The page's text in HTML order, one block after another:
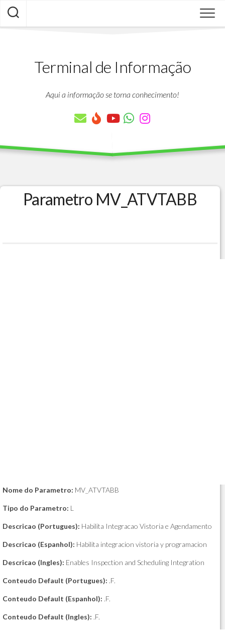
Skip
content
Terminal de Informação
Aqui a informação se torna conhecimento!
Parametro MV_ATVTABB
Nome do Parametro: MV_ATVTABB
Tipo do Parametro: L
Descricao (Portugues): Habilita Integracao Vistoria e Agendamento
Descricao (Espanhol): Habilita integracion vistoria y programacion
Descricao (Ingles): Enables Inspection and Scheduling Integration
Conteudo Default (Portugues): .F.
Conteudo Default (Espanhol): .F.
Conteudo Default (Ingles): .F.